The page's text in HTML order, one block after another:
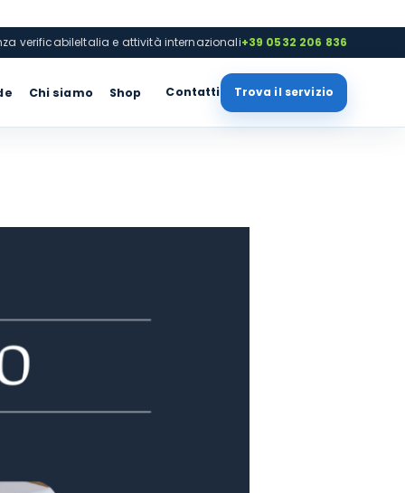
verificabileItalia e attività internazionali+39 0532 206 836
Chi siamo Shop Contatti Trova il servizio